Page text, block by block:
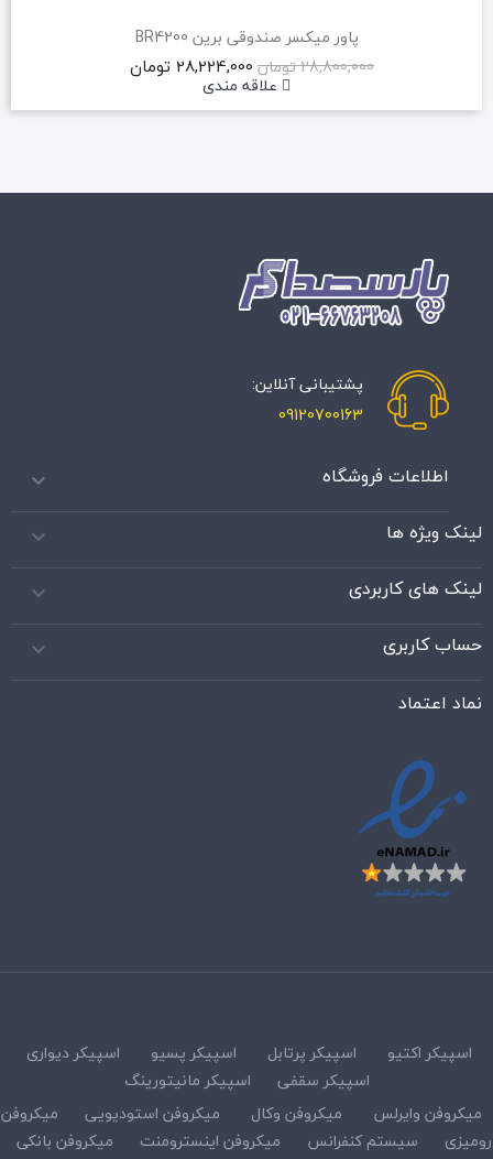
پاور میکسر صندوقی برین BR4200
28,800,000 تومان
28,224,000 تومان
علاقه مندی
پشتیبانی آنلاین:
09120700163
اطلاعات فروشگاه 
لینک ویژه ها 
لینک های کاربردی 
حساب کاربری 
نماد اعتماد
اسپیکر اکتیو اسپیکر پرتابل اسپیکر پسیو
اسپیکر دیواری
اسپیکر سقفی
اسپیکر مانیتورینگ
میکروفن وایرلس
میکروفن وکال میکروفن استودیویی
میکروفن
رومیزی
سیستم کنفرانس میکروفن اینسترومنت
میکروفن بانکی